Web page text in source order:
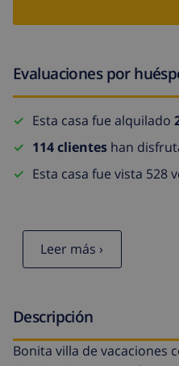
Evaluaciones por
Esta casa fue alquilado
114 clientes han
Esta casa fue vista 528
Leer más ›
Descripción
Bonita villa de vacaciones